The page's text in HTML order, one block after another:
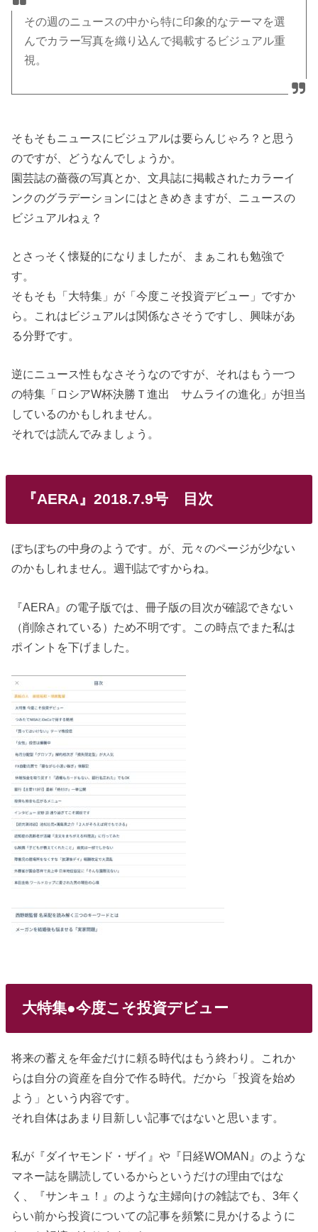
その週のニュースの中から特に印象的なテーマを選
んでカラー写真を織り込んで掲載するビジュアル重
視。
そもそもニュースにビジュアルは要らんじゃろ？と思う
のですが、どうなんでしょうか。
園芸誌の薔薇の写真とか、文具誌に掲載されたカラーイ
ンクのグラデーションにはときめきますが、ニュースの
ビジュアルねぇ？
とさっそく懐疑的になりましたが、まぁこれも勉強で
す。
そもそも「大特集」が「今度こそ投資デビュー」ですか
ら。これはビジュアルは関係なさそうですし、興味があ
る分野です。
逆にニュース性もなさそうなのですが、それはもう一つ
の特集「ロシアW杯決勝Ｔ進出 サムライの進化」が担当
しているのかもしれません。
それでは読んでみましょう。
『AERA』2018.7.9号 目次
ぼちぼちの中身のようです。が、元々のページが少ない
のかもしれません。週刊誌ですからね。
『AERA』の電子版では、冊子版の目次が確認できない
（削除されている）ため不明です。この時点でまた私は
ポイントを下げました。
大特集●今度こそ投資デビュー
将来の蓄えを年金だけに頼る時代はもう終わり。これか
らは自分の資産を自分で作る時代。だから「投資を始め
よう」という内容です。
それ自体はあまり目新しい記事ではないと思います。
私が『ダイヤモンド・ザイ』や『日経WOMAN』のような
マネー誌を購読しているからというだけの理由ではな
く、『サンキュ！』のような主婦向けの雑誌でも、3年く
らい前から投資についての記事を頻繁に見かけるように